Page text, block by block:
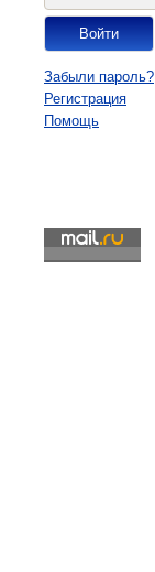
Забыли пароль?
Регистрация
Помощь